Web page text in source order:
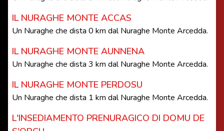
IL NURAGHE MONTE ACCAS
Un Nuraghe che dista 0 km dal Nuraghe Monte Arcedda.
IL NURAGHE MONTE AUNNENA
Un Nuraghe che dista 3 km dal Nuraghe Monte Arcedda.
IL NURAGHE MONTE PERDOSU
Un Nuraghe che dista 1 km dal Nuraghe Monte Arcedda.
L'INSEDIAMENTO PRENURAGICO DI DOMU DE